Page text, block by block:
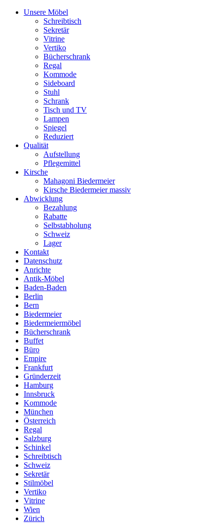
Unsere Möbel
Schreibtisch
Sekretär
Vitrine
Vertiko
Bücherschrank
Regal
Kommode
Sideboard
Stuhl
Schrank
Tisch und TV
Lampen
Spiegel
Reduziert
Qualität
Aufstellung
Pflegemittel
Kirsche
Mahagoni Biedermeier
Kirsche Biedermeier massiv
Abwicklung
Bezahlung
Rabatte
Selbstabholung
Schweiz
Lager
Kontakt
Datenschutz
Anrichte
Antik-Möbel
Baden-Baden
Berlin
Bern
Biedermeier
Biedermeiermöbel
Bücherschrank
Buffet
Büro
Empire
Frankfurt
Gründerzeit
Hamburg
Innsbruck
Kommode
München
Österreich
Regal
Salzburg
Schinkel
Schreibtisch
Schweiz
Sekretär
Stilmöbel
Vertiko
Vitrine
Wien
Zürich